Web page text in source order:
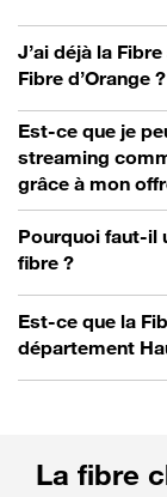
J’ai déjà la
Fibre d’Orange ?
Est-ce que je
streaming
grâce à mon
Pourquoi faut-il
fibre ?
Est-ce que la
département
La fibre